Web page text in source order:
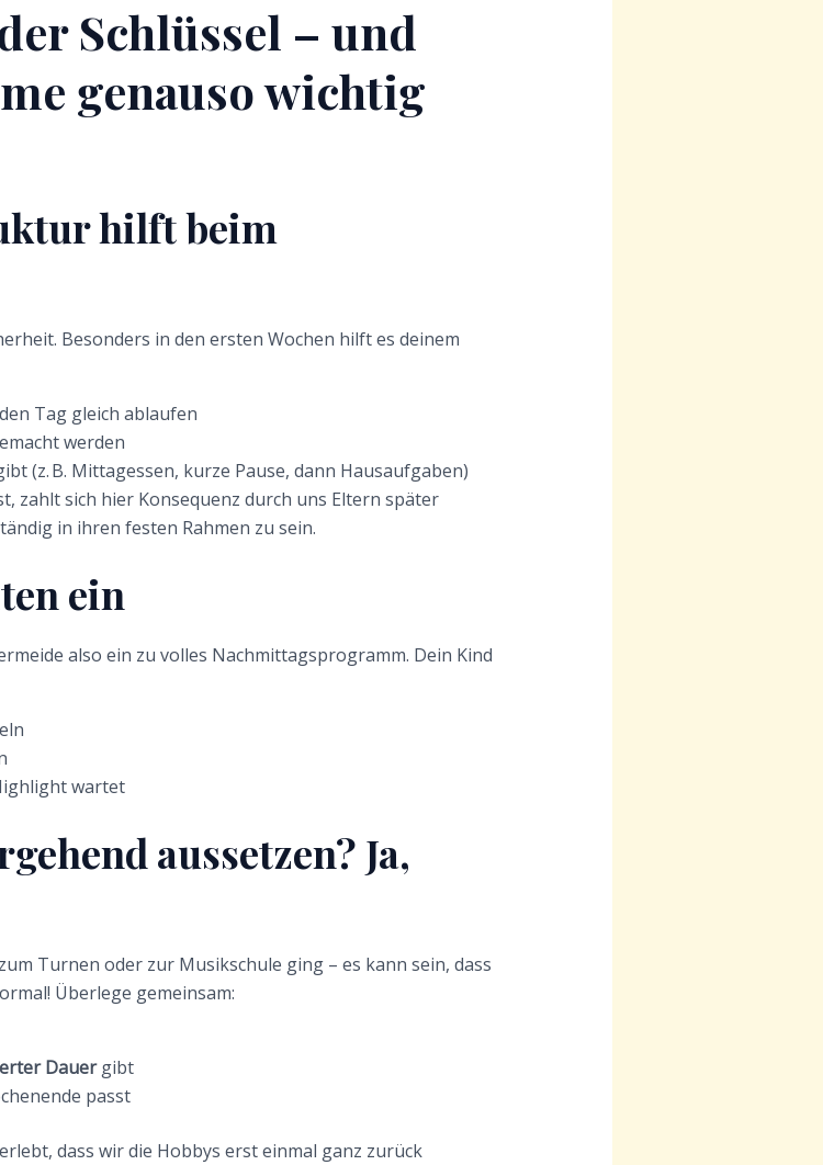
Schlüssel – und
genauso wichtig
hilft beim
Besonders in den ersten Wochen hilft es deinem
Tag gleich ablaufen
werden
(z. B. Mittagessen, kurze Pause, dann Hausaufgaben)
zahlt sich hier Konsequenz durch uns Eltern später
in ihren festen Rahmen zu sein.
ein
also ein zu volles Nachmittagsprogramm. Dein Kind
wartet
aussetzen? Ja,
Turnen oder zur Musikschule ging – es kann sein, dass
Überlege gemeinsam:
Dauergibt
passt
dass wir die Hobbys erst einmal ganz zurück